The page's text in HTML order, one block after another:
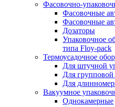
Фасовочно-
Фасовочные
Фасовочные
Дозаторы
Упаковочное
типа Floy-pack
Термоусадочное
Для штучной
Для групповой
Для
Вакуумное
Однокамерные